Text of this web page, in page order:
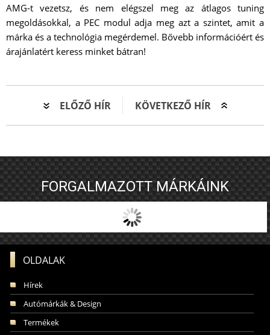
AMG-t vezetsz, és nem elégszel meg az átlagos tuning
megoldásokkal, a PEC modul adja meg azt a szintet, amit a
márka és a technológia megérdemel. Bővebb információért és
árajánlatért keress minket bátran!
ELŐZŐ HÍR KÖVETKEZŐ HÍR
FORGALMAZOTT MÁRKÁINK
OLDALAK
Hírek
Autómárkák & Design
Termékek